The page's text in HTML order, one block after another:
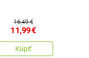
16,49 €
11,99€
Kúpiť